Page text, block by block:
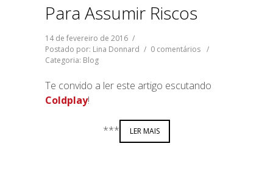
Para Assumir Riscos
14 de fevereiro de 2016 /
Postado por: Lina Donnard / 0 comentários /
Categoria: Blog
Te convido a ler este artigo escutando
Coldplay!
*** LER MAIS